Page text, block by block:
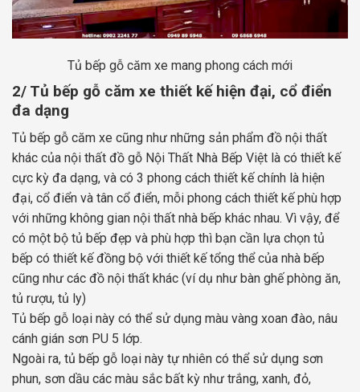
Tủ bếp gỗ căm xe mang phong cách mới
2/ Tủ bếp gỗ căm xe thiết kế hiện đại, cổ điển
đa dạng
Tủ bếp gỗ căm xe cũng như những sản phẩm đồ nội thất
khác của nội thất đồ gỗ Nội Thất Nhà Bếp Việt là có thiết kế
cực kỳ đa dạng, và có 3 phong cách thiết kế chính là hiện
đại, cổ điển và tân cổ điển, mỗi phong cách thiết kế phù hợp
với những không gian nội thất nhà bếp khác nhau. Vì vậy, để
có một bộ tủ bếp đẹp và phù hợp thì bạn cần lựa chọn tủ
bếp có thiết kế đồng bộ với thiết kế tổng thể của nhà bếp
cũng như các đồ nội thất khác (ví dụ như bàn ghế phòng ăn,
tủ rượu, tủ ly)
Tủ bếp gỗ loại này có thể sử dụng màu vàng xoan đào, nâu
cánh gián sơn PU 5 lớp.
Ngoài ra, tủ bếp gỗ loại này tự nhiên có thể sử dụng sơn
phun, sơn dầu các màu sắc bất kỳ như trắng, xanh, đỏ,